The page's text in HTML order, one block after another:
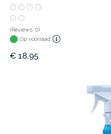
(Reviews: 0)
Op voorraad
€ 18,95